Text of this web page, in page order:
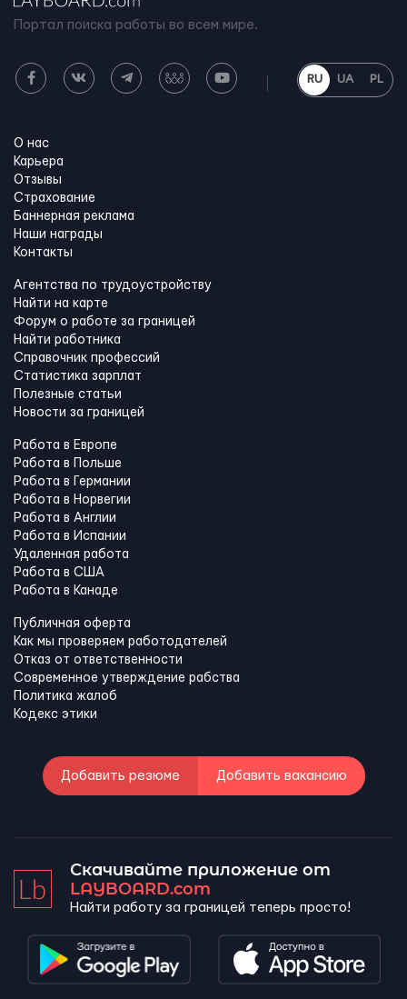
Портал поиска работы во всем мире.
RU UA PL
О нас
Карьера
Отзывы
Страхование
Баннерная реклама
Наши награды
Контакты
Агентства по трудоустройству
Найти на карте
Форум о работе за границей
Найти работника
Справочник профессий
Статистика зарплат
Полезные статьи
Новости за границей
Работа в Европе
Работа в Польше
Работа в Германии
Работа в Норвегии
Работа в Англии
Работа в Испании
Удаленная работа
Работа в США
Работа в Канадe
Публичная оферта
Как мы проверяем работодателей
Отказ от ответственности
Современное утверждение рабства
Политика жалоб
Кодекс этики
Добавить резюме Добавить вакансию
Скачивайте приложение от
LAYBOARD.com
Найти работу за границей теперь просто!